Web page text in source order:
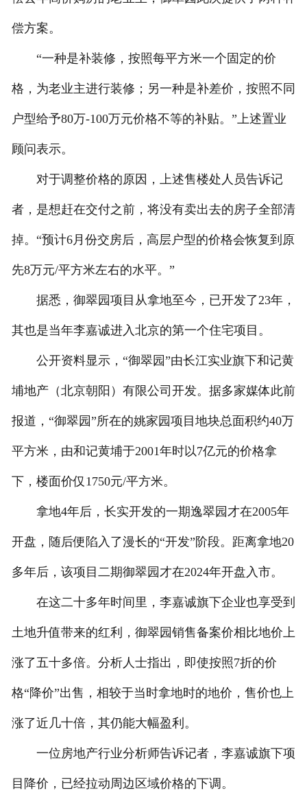
偿方案。
“一种是补装修，按照每平方米一个固定的价
格，为老业主进行装修；另一种是补差价，按照不同
户型给予80万-100万元价格不等的补贴。”上述置业
顾问表示。
对于调整价格的原因，上述售楼处人员告诉记
者，是想赶在交付之前，将没有卖出去的房子全部清
掉。“预计6月份交房后，高层户型的价格会恢复到原
先8万元/平方米左右的水平。”
据悉，御翠园项目从拿地至今，已开发了23年，
其也是当年李嘉诚进入北京的第一个住宅项目。
公开资料显示，“御翠园”由长江实业旗下和记黄
埔地产（北京朝阳）有限公司开发。据多家媒体此前
报道，“御翠园”所在的姚家园项目地块总面积约40万
平方米，由和记黄埔于2001年时以7亿元的价格拿
下，楼面价仅1750元/平方米。
拿地4年后，长实开发的一期逸翠园才在2005年
开盘，随后便陷入了漫长的“开发”阶段。距离拿地20
多年后，该项目二期御翠园才在2024年开盘入市。
在这二十多年时间里，李嘉诚旗下企业也享受到
土地升值带来的红利，御翠园销售备案价相比地价上
涨了五十多倍。分析人士指出，即使按照7折的价
格“降价”出售，相较于当时拿地时的地价，售价也上
涨了近几十倍，其仍能大幅盈利。
一位房地产行业分析师告诉记者，李嘉诚旗下项
目降价，已经拉动周边区域价格的下调。